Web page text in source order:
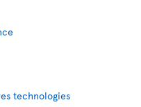
technologies